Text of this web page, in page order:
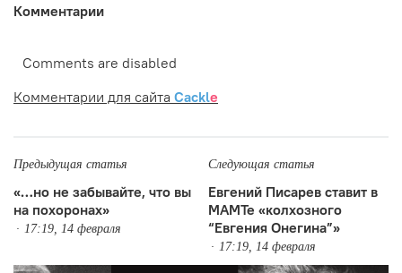
Комментарии
Comments are disabled
Комментарии для сайта Cackle
Предыдущая статья
«…но не забывайте, что вы
на похоронах»
17:19, 14 февраля
Следующая статья
Евгений Писарев ставит в
МАМТе «колхозного
“Евгения Онегина”»
17:19, 14 февраля